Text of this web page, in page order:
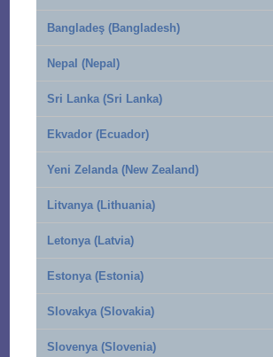
Bangladeş (Bangladesh)
Nepal (Nepal)
Sri Lanka (Sri Lanka)
Ekvador (Ecuador)
Yeni Zelanda (New Zealand)
Litvanya (Lithuania)
Letonya (Latvia)
Estonya (Estonia)
Slovakya (Slovakia)
Slovenya (Slovenia)